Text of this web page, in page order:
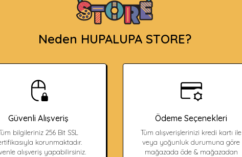
Neden HUPALUPA STORE?
Güvenli Alışveriş
bilgileriniz 256 Bit SSL
korunmaktadır.
alışveriş yapabilirsiniz.
Ödeme Seçenekleri
Tüm alışverişlerinizi kredi kartı ile
veya yoğunluk durumuna göre
mağazada öde & mağazadan